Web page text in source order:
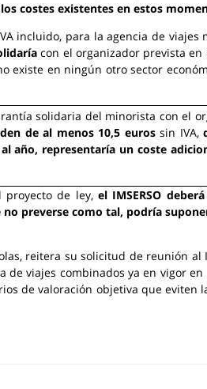
costes existentes en estos
incluido, para la agencia de viajes
con el organizador prevista en
existe en ningún otro sector
solidaria del minorista con el
de al menos 10,5 eurossin IVA,
año, representaría un coste
proyecto de ley,el IMSERSO
preverse como tal, podría
reitera su solicitud de reunión al
viajes combinados ya en vigor en
de valoración objetiva que eviten